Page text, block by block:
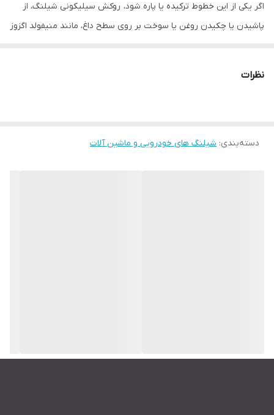
اگر یکی از این خطوط ترکیده یا پاره شود، روکش سیلیکونی شیلنگ، از
پاشیدن یا چکیدن روغن یا سوخت بر روی سطح داغ، مانند منیفولد اگزوز
نظرات
دسته‌بندی: شیلنگ های خودرویی و ماشین آلات